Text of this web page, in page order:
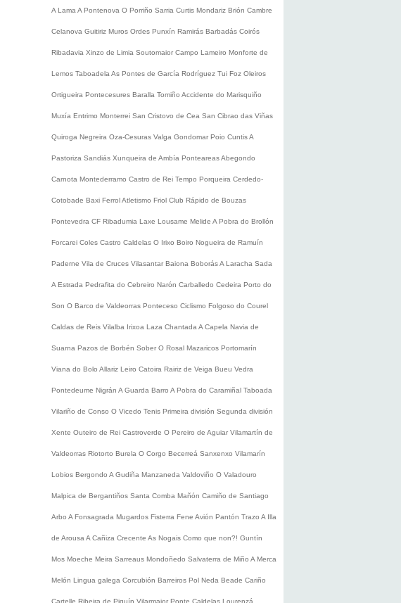
A Lama A Pontenova O Porriño Sarria Curtis Mondariz Brión Cambre
Celanova Guitiriz Muros Ordes Punxín Ramirás Barbadás Coirós
Ribadavia Xinzo de Limia Soutomaior Campo Lameiro Monforte de
Lemos Taboadela As Pontes de García Rodríguez Tui Foz Oleiros
Ortigueira Pontecesures Baralla Tomiño Accidente do Marisquiño
Muxía Entrimo Monterrei San Cristovo de Cea San Cibrao das Viñas
Quiroga Negreira Oza-Cesuras Valga Gondomar Poio CuntisA
Pastoriza Sandiás Xunqueira de Ambía PonteareasAbegondo
Carnota Montederramo Castro de Rei Tempo Porqueira Cerdedo-
Cotobade Baxi FerrolAtletismo Friol Club Rápido de Bouzas
Pontevedra CF Ribadumia Laxe Lousame Melide A Pobra do Brollón
Forcarei Coles Castro Caldelas O Irixo Boiro Nogueira de Ramuín
Paderne Vila de Cruces Vilasantar Baiona BoborásA Laracha Sada
A Estrada Pedrafita do Cebreiro Narón Carballedo Cedeira Porto do
Son O Barco de Valdeorras Ponteceso Ciclismo Folgoso do Courel
Caldas de Reis Vilalba Irixoa Laza Chantada A Capela Navia de
Suarna Pazos de Borbén Sober O Rosal Mazaricos Portomarín
Viana do Bolo Allariz Leiro Catoira Rairiz de Veiga Bueu Vedra
Pontedeume Nigrán A Guarda Barro A Pobra do Caramiñal Taboada
Vilariño de Conso O Vicedo Tenis Primeira división Segunda división
Xente Outeiro de Rei Castroverde O Pereiro de Aguiar Vilamartín de
Valdeorras Riotorto Burela O Corgo Becerreá Sanxenxo Vilamarín
Lobios Bergondo A Gudiña Manzaneda Valdoviño O Valadouro
Malpica de Bergantiños Santa Comba Mañón Camiño de Santiago
Arbo A Fonsagrada Mugardos Fisterra Fene Avión Pantón Trazo A Illa
de Arousa A Cañiza Crecente As Nogais Como que non?! Guntín
Mos Moeche Meira Sarreaus Mondoñedo Salvaterra de Miño A Merca
Melón Lingua galega Corcubión Barreiros Pol Neda Beade Cariño
Cartelle Ribeira de Piquín Vilarmaior Ponte Caldelas Lourenzá